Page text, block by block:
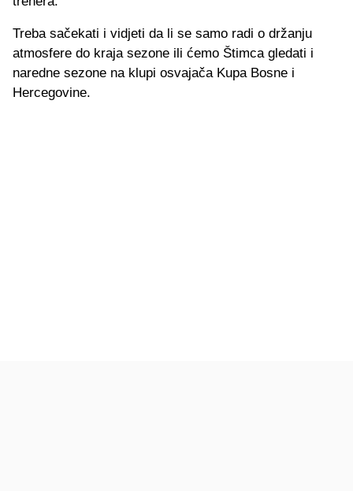
Treba sačekati i vidjeti da li se samo radi o držanju
atmosfere do kraja sezone ili ćemo Štimca gledati i
naredne sezone na klupi osvajača Kupa Bosne i
Hercegovine.